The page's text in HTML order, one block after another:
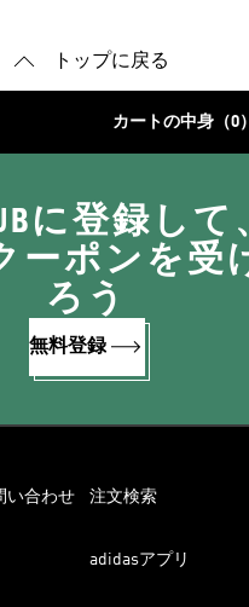
トップに戻る
カートの中身（0）
に登録して
クーポンを受
ろう
無料登録
い合わせ 注文検索
adidasアプリ